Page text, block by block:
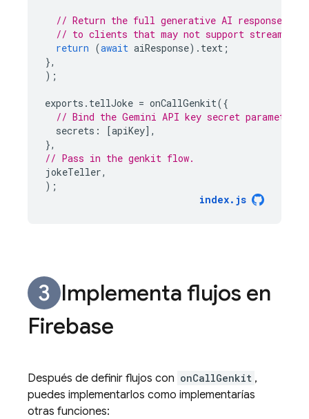
// Return the full generative AI response
// to clients that may not support streaming.
return (await aiResponse). text ;
},
);
exports . tellJoke = onCallGenkit({
// Bind the Gemini API key secret parameter
secrets : [apiKey],
},
// Pass in the genkit flow.
jokeTeller,
);
index. js
Implementa flujos en
Firebase
Después de definir flujos con onCallGenkit ,
puedes implementarlos como implementarías
otras funciones: